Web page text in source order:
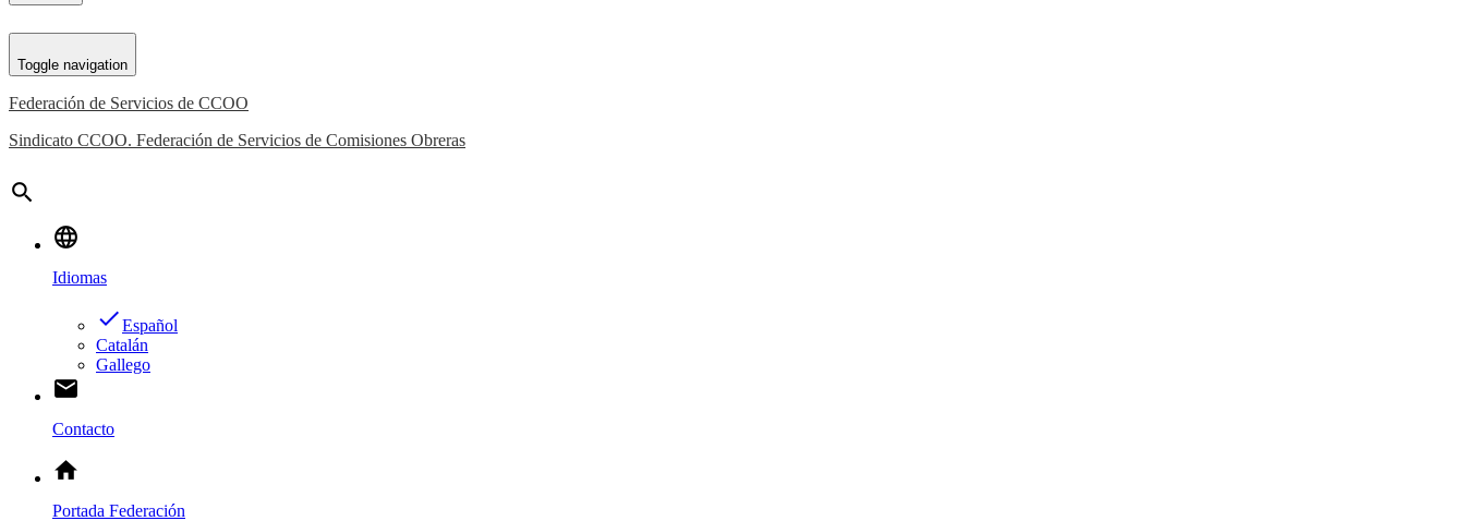
Toggle navigation
Federación de Servicios de CCOO
Sindicato CCOO. Federación de Servicios de Comisiones Obreras
search
language
Idiomas
doneEspañol
Catalán
Gallego
email
Contacto
home
Portada Federación